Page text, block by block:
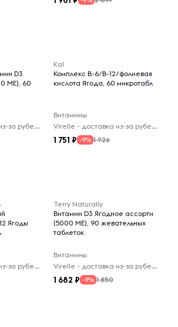
D3
МЕ), 60
Virelle - доставка из-за рубежа
Kal
Комплекс B-6/B-12/фолиевая
кислота Ягода, 60 микротабл
Витамины
Virelle - доставка из-за рубежа
1 751 -9% 1 926
Ягоды
Virelle - доставка из-за рубежа
Terry Naturally
Витамин D3 Ягодное ассорти
(5000 МЕ), 90 жевательных
таблеток
Витамины
Virelle - доставка из-за рубежа
1 682 -9% 1 850